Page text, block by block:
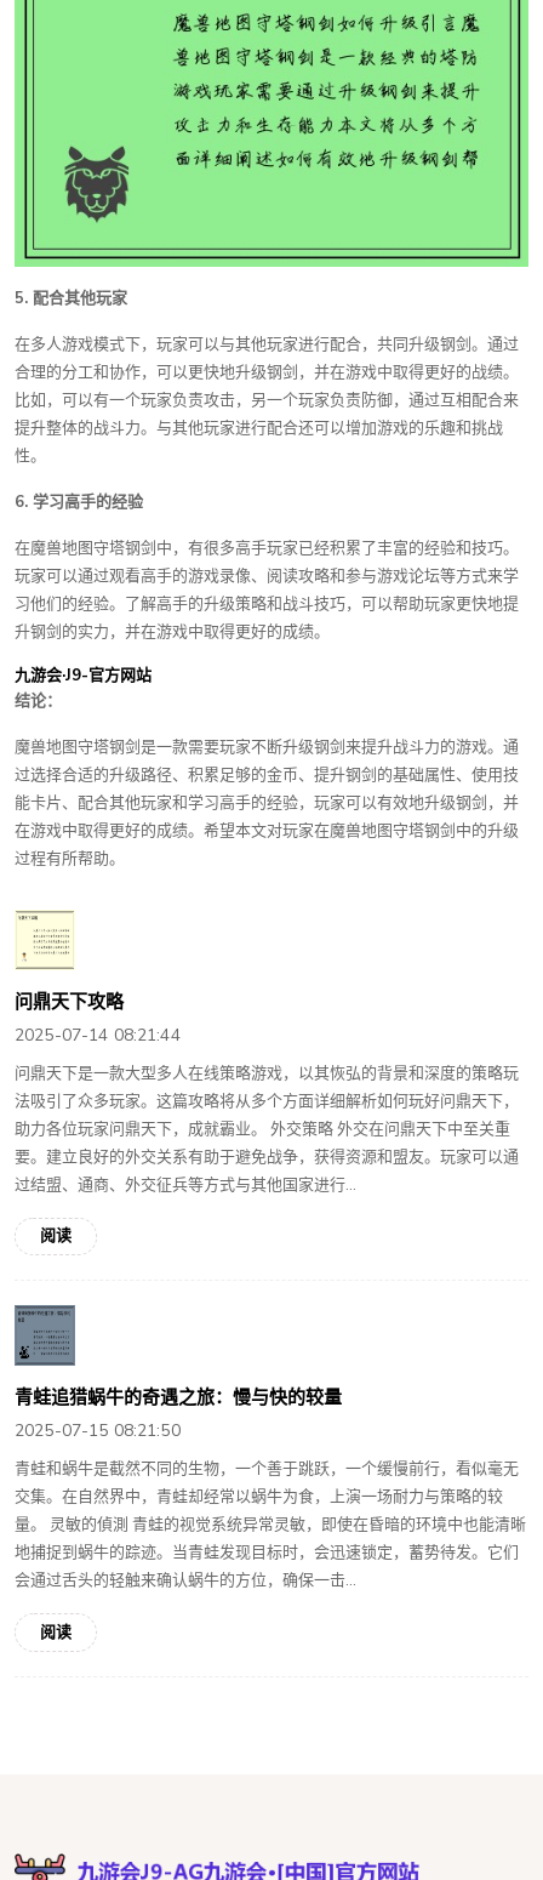
5. 配合其他玩家
在多人游戏模式下，玩家可以与其他玩家进行配合，共同升级钢剑。通过
合理的分工和协作，可以更快地升级钢剑，并在游戏中取得更好的战绩。
比如，可以有一个玩家负责攻击，另一个玩家负责防御，通过互相配合来
提升整体的战斗力。与其他玩家进行配合还可以增加游戏的乐趣和挑战
性。
6. 学习高手的经验
在魔兽地图守塔钢剑中，有很多高手玩家已经积累了丰富的经验和技巧。
玩家可以通过观看高手的游戏录像、阅读攻略和参与游戏论坛等方式来学
习他们的经验。了解高手的升级策略和战斗技巧，可以帮助玩家更快地提
升钢剑的实力，并在游戏中取得更好的成绩。
九游会·J9-官方网站
结论：
魔兽地图守塔钢剑是一款需要玩家不断升级钢剑来提升战斗力的游戏。通
过选择合适的升级路径、积累足够的金币、提升钢剑的基础属性、使用技
能卡片、配合其他玩家和学习高手的经验，玩家可以有效地升级钢剑，并
在游戏中取得更好的成绩。希望本文对玩家在魔兽地图守塔钢剑中的升级
过程有所帮助。
问鼎天下攻略
2025-07-14 08:21:44
问鼎天下是一款大型多人在线策略游戏，以其恢弘的背景和深度的策略玩
法吸引了众多玩家。这篇攻略将从多个方面详细解析如何玩好问鼎天下，
助力各位玩家问鼎天下，成就霸业。 外交策略 外交在问鼎天下中至关重
要。建立良好的外交关系有助于避免战争，获得资源和盟友。玩家可以通
过结盟、通商、外交征兵等方式与其他国家进行...
阅读
青蛙追猎蜗牛的奇遇之旅：慢与快的较量
2025-07-15 08:21:50
青蛙和蜗牛是截然不同的生物，一个善于跳跃，一个缓慢前行，看似毫无
交集。在自然界中，青蛙却经常以蜗牛为食，上演一场耐力与策略的较
量。 灵敏的偵測 青蛙的视觉系统异常灵敏，即使在昏暗的环境中也能清晰
地捕捉到蜗牛的踪迹。当青蛙发现目标时，会迅速锁定，蓄势待发。它们
会通过舌头的轻触来确认蜗牛的方位，确保一击...
阅读